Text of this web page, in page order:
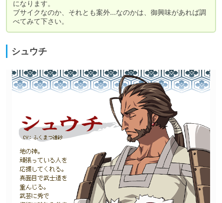
になります。
ブサイクなのか、それとも案外…なのかは、御興味があれば調
べてみて下さい。
シュウチ